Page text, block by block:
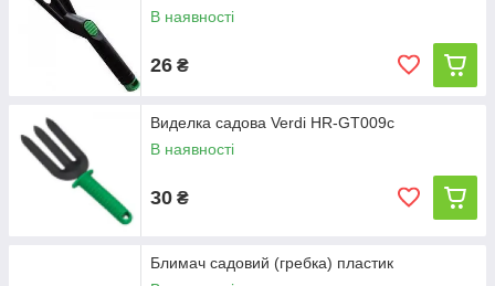
В наявності
26 ₴
Виделка садова Verdi HR-GT009c
В наявності
30 ₴
Блимач садовий (гребка) пластик